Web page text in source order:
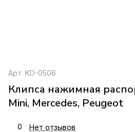
Арт. KD-0506
Клипса нажимная
Mini, Mercedes, Peugeot
0 Нет отзывов